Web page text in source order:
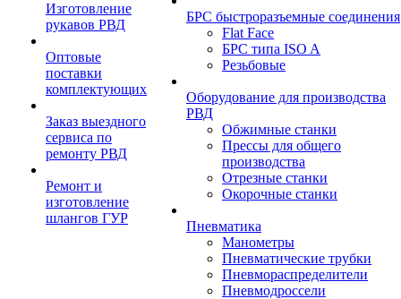
Изготовление
рукавов РВД
Оптовые
поставки
комплектующих
Заказ выездного
сервиса по
ремонту РВД
Ремонт и
изготовление
шлангов ГУР
БРС быстроразъемные соединения
Flat Face
БРС типа ISO A
Резьбовые
Оборудование для производства
РВД
Обжимные станки
Прессы для общего
производства
Отрезные станки
Окорочные станки
Пневматика
Манометры
Пневматические трубки
Пневмораспределители
Пневмодроссели